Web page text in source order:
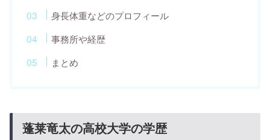
身長体重などのプロフィール
事務所や経歴
まとめ
蓬莱竜太の高校大学の学歴